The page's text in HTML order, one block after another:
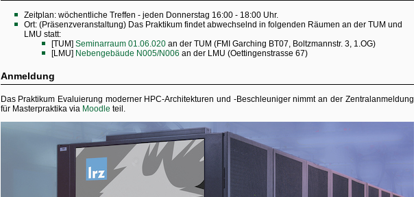
Zeitplan: wöchentliche Treffen - jeden Donnerstag 16:00 - 18:00 Uhr.
Ort: (Präsenzveranstaltung) Das Praktikum findet abwechselnd in folgenden Räumen an der TUM und
LMU statt:
[TUM] Seminarraum 01.06.020an der TUM (FMI Garching BT07, Boltzmannstr. 3, 1.OG)
[LMU] Nebengebäude N005/N006 an der LMU (Oettingenstrasse 67)
Anmeldung
Das Praktikum Evaluierung moderner HPC-Architekturen und -Beschleuniger nimmt an der Zentralanmeldung
für Masterpraktika via Moodle teil.